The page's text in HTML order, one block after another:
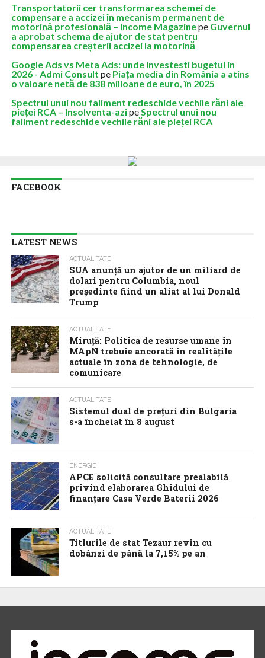
Transportatorii cer transformarea schemei de
compensare a accizei în mecanism permanent de
motorină profesională – Income Magazinepe Guvernul
a aprobat schema de ajutor de stat pentru
compensarea creșterii accizei la motorină
Google Ads vs Meta Ads: unde investesti bugetul in
2026 - Admi Consult pe Piața media din România a atins
o valoare netă de 838 milioane de euro, în 2025
Spectrul unui nou faliment redeschide vechile răni ale
pieței RCA – Insolventa-azipeSpectrul unui nou
faliment redeschide vechile răni ale pieței RCA
FACEBOOK
LATEST NEWS
ACTUALITATE
SUA anunţă un ajutor de un miliard de
dolari pentru Columbia, noul
preşedinte fiind un aliat al lui Donald
Trump
ACTUALITATE
Miruță: Politica de resurse umane în
MApN trebuie ancorată în realitățile
actuale în zona de tehnologie, de
comunicare
ACTUALITATE
Sistemul dual de prețuri din Bulgaria
s-a încheiat în 8 august
ENERGIE
APCE solicită consultare prealabilă
privind elaborarea Ghidului de
finanțare Casa Verde Baterii 2026
ACTUALITATE
Titlurile de stat Tezaur revin cu
dobânzi de până la 7,15% pe an